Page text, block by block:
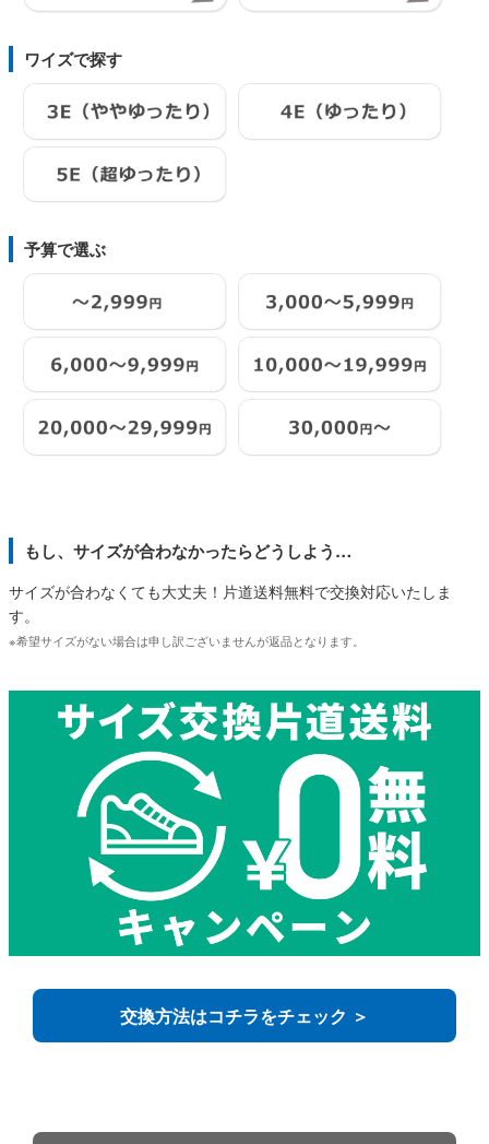
ワイズで探す
予算で選ぶ
もし、サイズが合わなかったらどうしよう…
サイズが合わなくても大丈夫！片道送料無料で交換対応いたしま
す。
※希望サイズがない場合は申し訳ございませんが返品となります。
交換方法はコチラをチェック ＞